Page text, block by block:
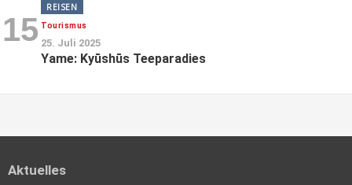
15
REISEN
Tourismus
25. Juli 2025
Yame: Kyūshūs Teeparadies
Aktuelles